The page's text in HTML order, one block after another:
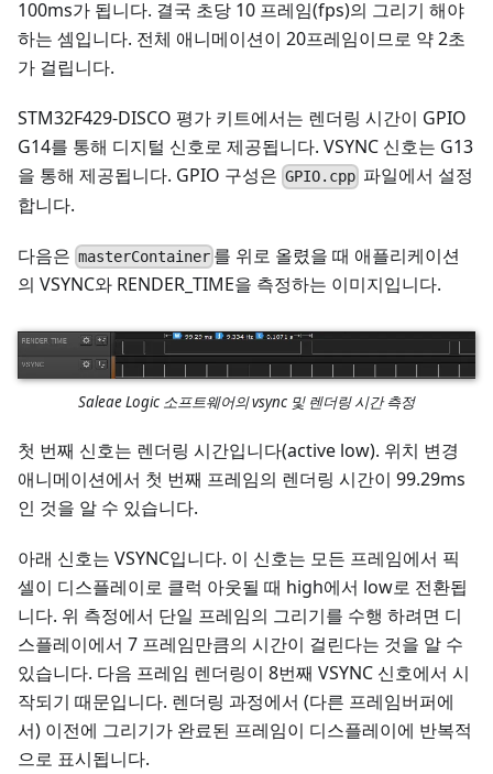
100ms가 됩니다. 결국 초당 10 프레임(fps)의 그리기 해야
하는 셈입니다. 전체 애니메이션이 20프레임이므로 약 2초
가 걸립니다.
STM32F429-DISCO 평가 키트에서는 렌더링 시간이 GPIO
G14를 통해 디지털 신호로 제공됩니다. VSYNC 신호는 G13
을 통해 제공됩니다. GPIO 구성은 GPIO.cpp 파일에서 설정
합니다.
다음은 masterContainer 를 위로 올렸을 때 애플리케이션
의 VSYNC와 RENDER_TIME을 측정하는 이미지입니다.
Saleae Logic 소프트웨어의 vsync 및 렌더링 시간 측정
첫 번째 신호는 렌더링 시간입니다(active low). 위치 변경
애니메이션에서 첫 번째 프레임의 렌더링 시간이 99.29ms
인 것을 알 수 있습니다.
아래 신호는 VSYNC입니다. 이 신호는 모든 프레임에서 픽
셀이 디스플레이로 클럭 아웃될 때 high에서 low로 전환됩
니다. 위 측정에서 단일 프레임의 그리기를 수행 하려면 디
스플레이에서 7 프레임만큼의 시간이 걸린다는 것을 알 수
있습니다. 다음 프레임 렌더링이 8번째 VSYNC 신호에서 시
작되기 때문입니다. 렌더링 과정에서 (다른 프레임버퍼에
서) 이전에 그리기가 완료된 프레임이 디스플레이에 반복적
으로 표시됩니다.